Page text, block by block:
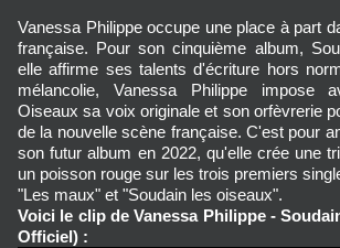
Vanessa Philippe occupe une place à part dans la chanson pop
française. Pour son cinquième album,
elle affirme ses talents d'écriture hors
mélancolie, Vanessa Philippe impose
Oiseaux sa voix originale et son orfèvrerie
de la nouvelle scène française. C'est pour
son futur album en 2022, qu'elle crée une
un poisson rouge sur les trois premiers
"Les maux" et "Soudain les oiseaux".
Voici le clip de Vanessa Philippe -
Officiel) :